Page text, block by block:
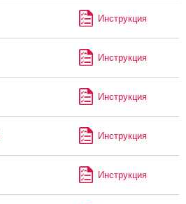
Инструкция
Инструкция
Инструкция
Инструкция
Инструкция